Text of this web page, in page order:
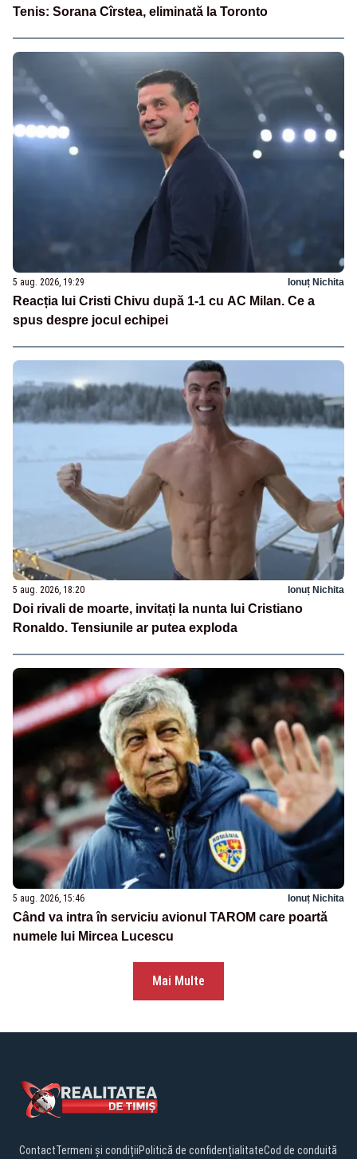
Tenis: Sorana Cîrstea, eliminată la Toronto
5 aug. 2026, 19:29 Ionuț Nichita
Reacția lui Cristi Chivu după 1-1 cu AC Milan. Ce a
spus despre jocul echipei
5 aug. 2026, 18:20 Ionuț Nichita
Doi rivali de moarte, invitați la nunta lui Cristiano
Ronaldo. Tensiunile ar putea exploda
5 aug. 2026, 15:46 Ionuț Nichita
Când va intra în serviciu avionul TAROM care poartă
numele lui Mircea Lucescu
Mai Multe
ContactTermeni și condițiiPolitică de confidențialitateCod de conduită